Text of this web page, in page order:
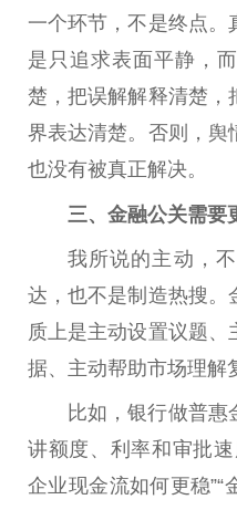
一个环节，不是终点。
是只追求表面平静，
楚，把误解解释清楚，
界表达清楚。否则，舆
也没有被真正解决。
三、 金融公关需要
我所说的主动，
达，也不是制造热搜。
质上是主动设置议题
据、主动帮助市场理解
比如，银行做普惠
讲额度 、利率和审批
企业现金流如何更稳”“